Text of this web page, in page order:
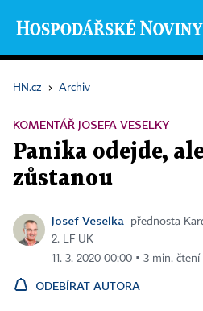
HN.cz › Archiv
KOMENTÁŘ JOSEFA VESELKY
Panika odejde,
zůstanou
Josef Veselka
přednosta
2. LF UK
11. 3. 2020 00:00 ▪ 3 min. čtení
ODEBÍRAT AUTORA